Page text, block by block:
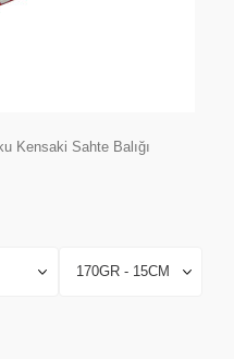
Kensaki Sahte Balığı